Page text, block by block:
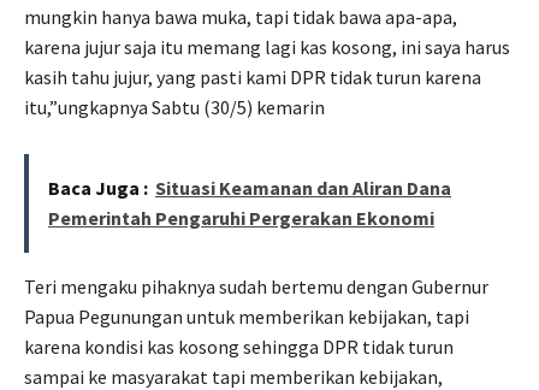
mungkin hanya bawa muka, tapi tidak bawa apa-apa,
karena jujur saja itu memang lagi kas kosong, ini saya harus
kasih tahu jujur, yang pasti kami DPR tidak turun karena
itu,”ungkapnya Sabtu (30/5) kemarin
Baca Juga : Situasi Keamanan dan Aliran Dana
Pemerintah Pengaruhi Pergerakan Ekonomi
Teri mengaku pihaknya sudah bertemu dengan Gubernur
Papua Pegunungan untuk memberikan kebijakan, tapi
karena kondisi kas kosong sehingga DPR tidak turun
sampai ke masyarakat tapi memberikan kebijakan,